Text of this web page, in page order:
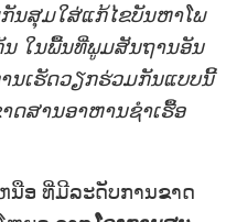
ນສຸມໃສ່ແກ້ໄຂບັນຫາໂພ
ໃນພື້ນທີ່ພູມສັນຖານອັນ
ນເຮັດວຽກຮ່ວມກັນແບບນີ້
ດສານອາຫານຊໍາເຮື້ອ
ນືອ ທີ່ມີລະດັບການຂາດ